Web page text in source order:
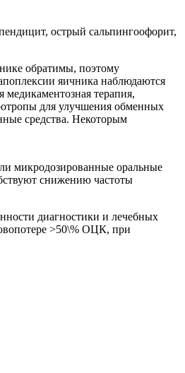
острый сальпингоофорит,
обратимы, поэтому
яичника наблюдаются
терапия,
для улучшения обменных
средства. Некоторым
микродозированные оральные
снижению частоты
диагностики и лечебных
>50\% ОЦК, при